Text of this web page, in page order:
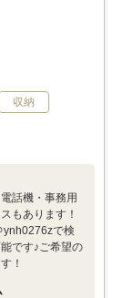
収納
話機・事務用
もあります！
ynh0276zで検
です♪ご希望の
！